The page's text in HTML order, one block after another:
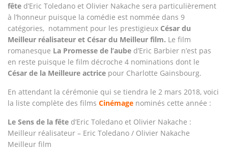
fête d’Eric Toledano et Olivier Nakache sera particulièrement
à l’honneur puisque la comédie est nommée dans 9
catégories, notamment pour les prestigieux César du
Meilleur réalisateur et César du Meilleur film. Le film
romanesque La Promesse de l’aube d’Eric Barbier n’est pas
en reste puisque le film décroche 4 nominations dont le
César de la Meilleure actrice pour Charlotte Gainsbourg.
En attendant la cérémonie qui se tiendra le 2 mars 2018, voici
la liste complète des films Cinémage nominés cette année :
Le Sens de la fête d’Eric Toledano et Olivier Nakache :
Meilleur réalisateur – Eric Toledano / Olivier Nakache
Meilleur film